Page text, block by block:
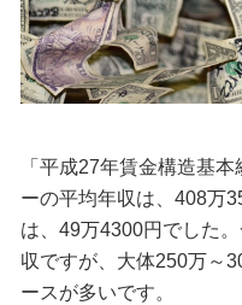
「平成27年賃金構造基
ーの平均年収は、408万
は、49万4300円でした
収ですが、大体250万～
ースが多いです。